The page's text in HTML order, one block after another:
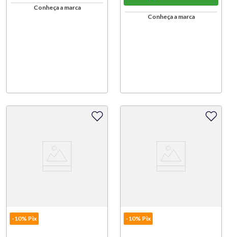
Conheça a marca
Conheça a marca
-10% Pix -10% Pix